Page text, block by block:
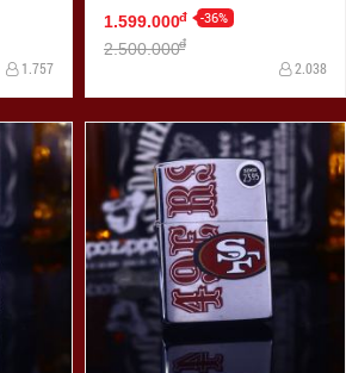
1.757
1.599.000đ -36%
2.500.000đ
2.038